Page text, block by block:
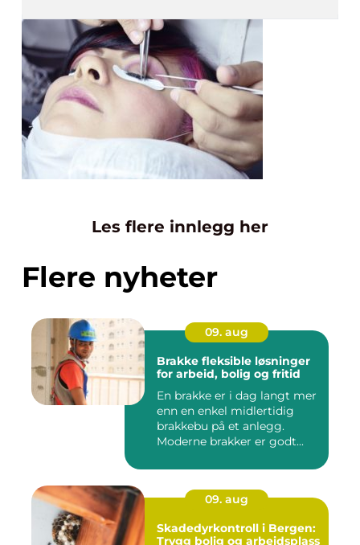
Les flere innlegg her
Flere nyheter
09. aug
Brakke fleksible løsninger
for arbeid, bolig og fritid
En brakke er i dag langt mer
enn en enkel midlertidig
brakkebu på et anlegg.
Moderne brakker er godt...
09. aug
Skadedyrkontroll i Bergen:
Trygg bolig og arbeidsplass